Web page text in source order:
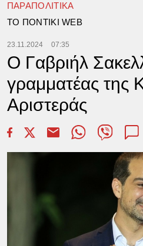
ΠΑΡΑΠΟΛΙΤΙΚΑ
TΟ ΠΟΝΤΙΚΙ WEB
23.11.2024 07:35
Ο Γαβριήλ
γραμματέας της
Αριστεράς